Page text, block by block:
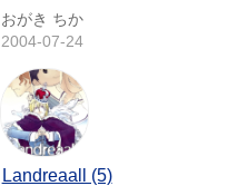
おがき ちか
2004-07-24
Landreaall (5)